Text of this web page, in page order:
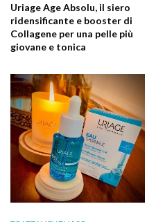
Uriage Age Absolu, il siero
ridensificante e booster di
Collagene per una pelle più
giovane e tonica